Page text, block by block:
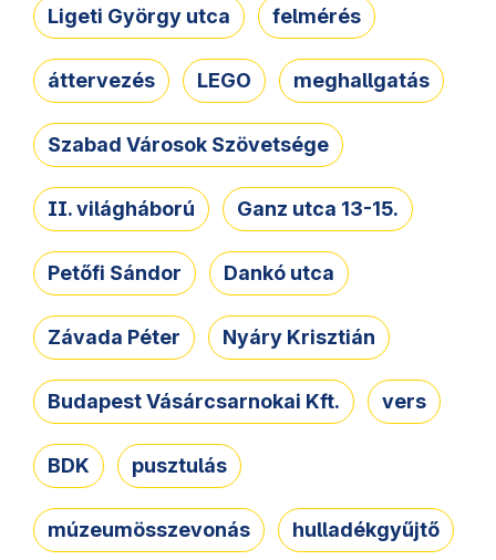
Ligeti György utca felmérés
áttervezés LEGO meghallgatás
Szabad Városok Szövetsége
II. világháború Ganz utca 13-15.
Petőfi Sándor Dankó utca
Závada Péter Nyáry Krisztián
Budapest Vásárcsarnokai Kft. vers
BDK pusztulás
múzeumösszevonás hulladékgyűjtő